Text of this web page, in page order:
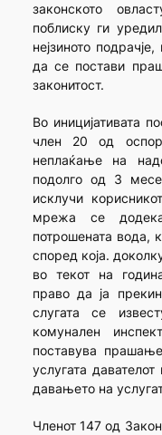
законското
поблиску ги
нејзиното
да се постави
законитост.
Во иницијативата
член 20 од
неплаќање на
подолго од 3
исклучи
мрежа се
потрошената вода,
според која.
во текот на
право да ја
слугата се
комунален
поставува
услугата
давањето на
Членот 147 од